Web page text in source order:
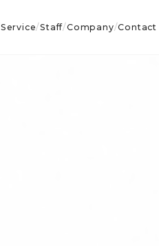
Service/Staff/Company/Contact